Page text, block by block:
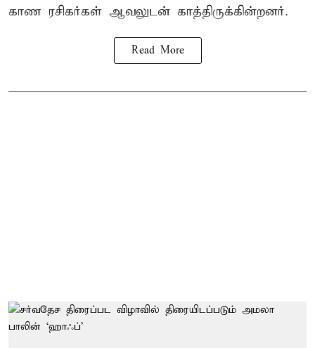
காண ரசிகர்கள் ஆவலுடன் காத்திருக்கின்றனர்.
Read More